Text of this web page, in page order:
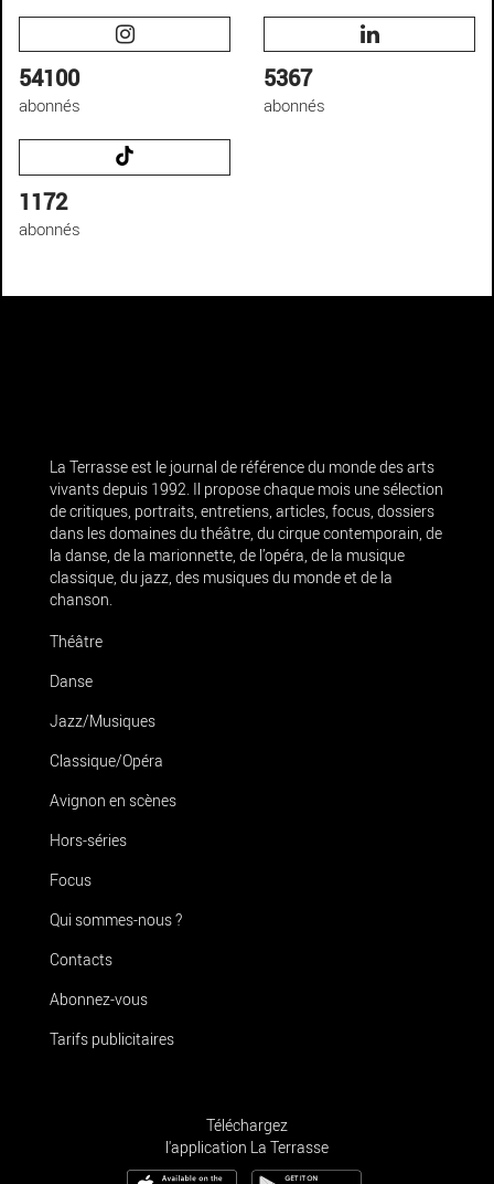
54100
abonnés
5367
abonnés
1172
abonnés
La Terrasse est le journal de référence du monde des arts
vivants depuis 1992. Il propose chaque mois une sélection
de critiques, portraits, entretiens, articles, focus, dossiers
dans les domaines du théâtre, du cirque contemporain, de
la danse, de la marionnette, de l’opéra, de la musique
classique, du jazz, des musiques du monde et de la
chanson.
Théâtre
Danse
Jazz/Musiques
Classique/Opéra
Avignon en scènes
Hors-séries
Focus
Qui sommes-nous ?
Contacts
Abonnez-vous
Tarifs publicitaires
Téléchargez
l'application La Terrasse